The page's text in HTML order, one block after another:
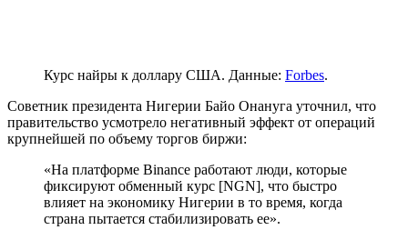
Курс найры к доллару США. Данные: Forbes.
Советник президента Нигерии Байо Онануга уточнил, что
правительство усмотрело негативный эффект от операций
крупнейшей по объему торгов биржи:
«На платформе Binance работают люди, которые
фиксируют обменный курс [NGN], что быстро
влияет на экономику Нигерии в то время, когда
страна пытается стабилизировать ее».